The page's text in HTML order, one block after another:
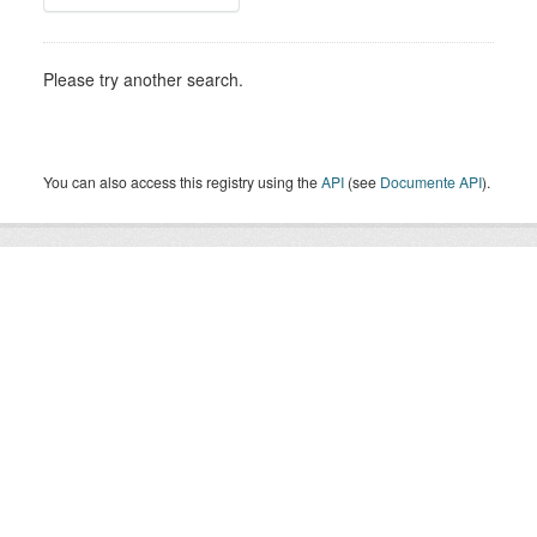
Please try another search.
You can also access this registry using theAPI (see Documente API).